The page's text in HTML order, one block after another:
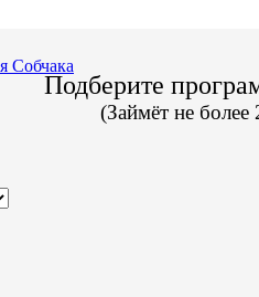
Собчака
Подберите
(Займёт не более